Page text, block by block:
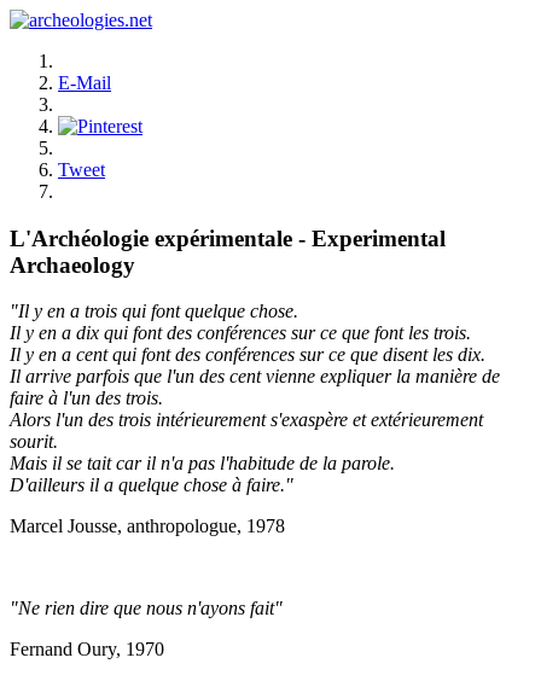
E-Mail
Tweet
L'Archéologie expérimentale - Experimental
Archaeology
"Il y en a trois qui font quelque chose.
Il y en a dix qui font des conférences sur ce que font les trois.
Il y en a cent qui font des conférences sur ce que disent les dix.
Il arrive parfois que l'un des cent vienne expliquer la manière de
faire à l'un des trois.
Alors l'un des trois intérieurement s'exaspère et extérieurement
sourit.
Mais il se tait car il n'a pas l'habitude de la parole.
D'ailleurs il a quelque chose à faire."
Marcel Jousse, anthropologue, 1978
"Ne rien dire que nous n'ayons fait"
Fernand Oury, 1970